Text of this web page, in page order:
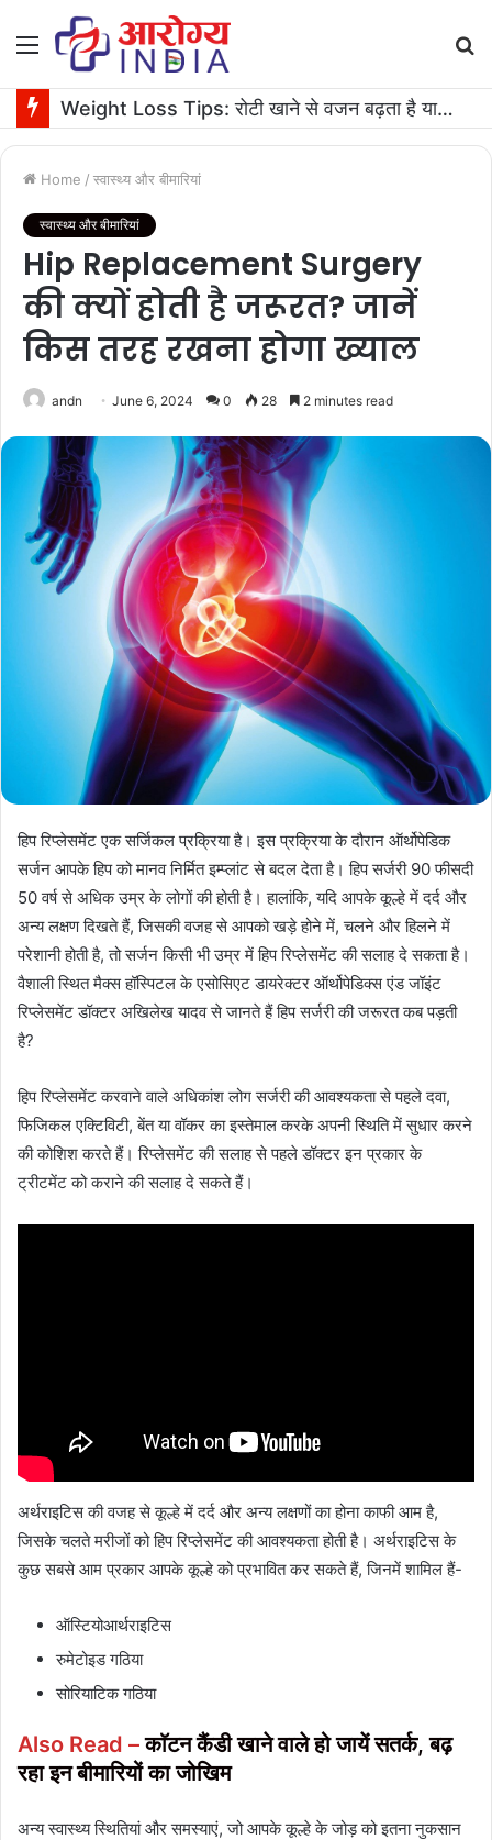
Menu
Weight Loss Tips: रोटी खाने से वजन बढ़ता है या घटता है? जानें एक्सपर्ट की सलाह
Home / स्वास्थ्य और बीमारियां
स्वास्थ्य और बीमारियां
Hip Replacement Surgery
की क्यों होती है जरूरत? जानें
किस तरह रखना होगा ख्याल
andn June 6, 2024 0 28 2 minutes read
हिप रिप्लेसमेंट एक सर्जिकल प्रक्रिया है। इस प्रक्रिया के दौरान ऑर्थोपेडिक
सर्जन आपके हिप को मानव निर्मित इम्प्लांट से बदल देता है। हिप सर्जरी 90 फीसदी
50 वर्ष से अधिक उम्र के लोगों की होती है। हालांकि, यदि आपके कूल्हे में दर्द और
अन्य लक्षण दिखते हैं, जिसकी वजह से आपको खड़े होने में, चलने और हिलने में
परेशानी होती है, तो सर्जन किसी भी उम्र में हिप रिप्लेसमेंट की सलाह दे सकता है।
वैशाली स्थित मैक्स हॉस्पिटल के एसोसिएट डायरेक्टर ऑर्थोपेडिक्स एंड जॉइंट
रिप्लेसमेंट डॉक्टर अखिलेख यादव से जानते हैं हिप सर्जरी की जरूरत कब पड़ती
है?
हिप रिप्लेसमेंट करवाने वाले अधिकांश लोग सर्जरी की आवश्यकता से पहले दवा,
फिजिकल एक्टिविटी, बेंत या वॉकर का इस्तेमाल करके अपनी स्थिति में सुधार करने
की कोशिश करते हैं। रिप्लेसमेंट की सलाह से पहले डॉक्टर इन प्रकार के
ट्रीटमेंट को कराने की सलाह दे सकते हैं।
अर्थराइटिस की वजह से कूल्हे में दर्द और अन्य लक्षणों का होना काफी आम है,
जिसके चलते मरीजों को हिप रिप्लेसमेंट की आवश्यकता होती है। अर्थराइटिस के
कुछ सबसे आम प्रकार आपके कूल्हे को प्रभावित कर सकते हैं, जिनमें शामिल हैं-
ऑस्टियोआर्थराइटिस
रुमेटोइड गठिया
सोरियाटिक गठिया
Also Read –काॅटन कैंडी खाने वाले हो जायें सतर्क, बढ़
रहा इन बीमारियों का जोखिम
अन्य स्वास्थ्य स्थितियां और समस्याएं, जो आपके कूल्हे के जोड़ को इतना नुकसान